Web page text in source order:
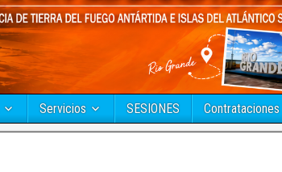
Servicios SESIONES Contrataciones